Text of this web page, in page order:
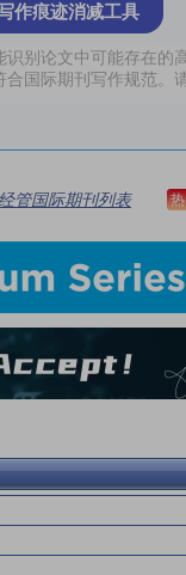
作痕迹消减工具
管国际期刊列表 热